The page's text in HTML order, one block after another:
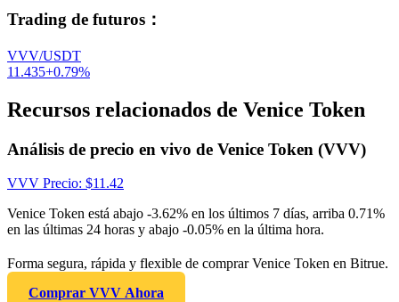
Trading de futuros ：
VVV/USDT
11.435+0.79%
Recursos relacionados de Venice Token
Análisis de precio en vivo de Venice Token (VVV)
VVV Precio: $11.42
Venice Token está abajo -3.62% en los últimos 7 días, arriba 0.71%
en las últimas 24 horas y abajo -0.05% en la última hora.
Forma segura, rápida y flexible de comprar Venice Token en Bitrue.
Comprar VVV Ahora